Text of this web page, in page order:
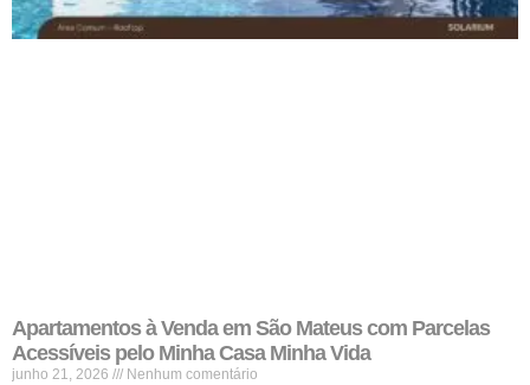
Apartamentos à Venda em São Mateus com Parcelas
Acessíveis pelo Minha Casa Minha Vida
junho 21, 2026 Nenhum comentário